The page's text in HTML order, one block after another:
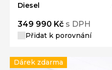
Diesel
349 990 Kč s DPH
Přidat k porovnání
Dárek zdarma